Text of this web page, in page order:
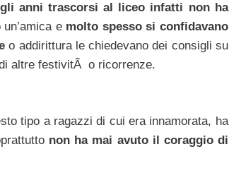
anni trascorsi al liceo infatti non ha
e molto spesso si confidavano
o addirittura le chiedevano dei consigli su
altre festivitÃ o ricorrenze.
tipo a ragazzi di cui era innamorata, ha
non ha mai avuto il coraggio di